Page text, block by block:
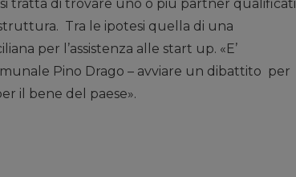
tratta di trovare uno o più partner qualificati
Tra le ipotesi quella di una
per l’assistenza alle start up. «E’
Pino Drago – avviare un dibattito per
il bene del paese».